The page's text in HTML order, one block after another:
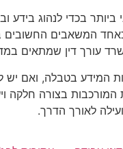
ביותר בכדי לנהוג
כאחד המשאבים
עורך דין שמתאים
המידע בטבלה, ואם
בצורה חלקה
לאורך הדרך.